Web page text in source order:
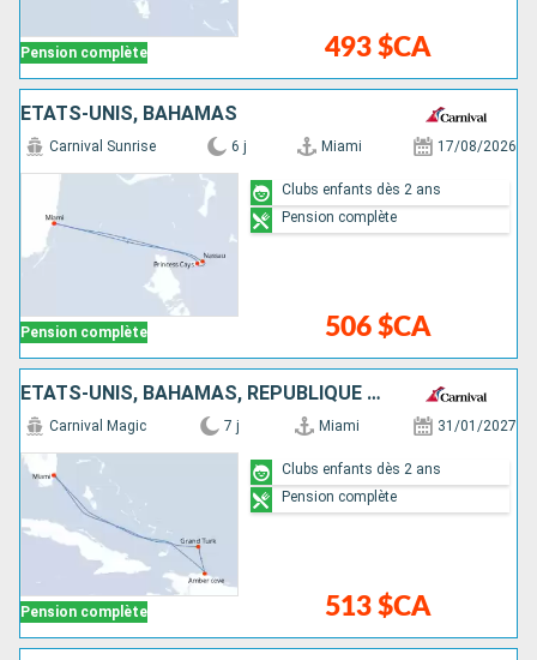
Pension complète 493 $CA
ÉTATS-UNIS, BAHAMAS
Pension complète
Carnival Sunrise 6 j Miami 17/08/2026
506 $CA
Clubs enfants dès 2 ans
Pension complète
ÉTATS-UNIS, BAHAMAS, RÉPUBLIQUE DOMINICAINE, ÎLES TURQUES-ET-CAÏQUES
Pension complète
Carnival Magic 7 j Miami 31/01/2027
513 $CA
Clubs enfants dès 2 ans
Pension complète